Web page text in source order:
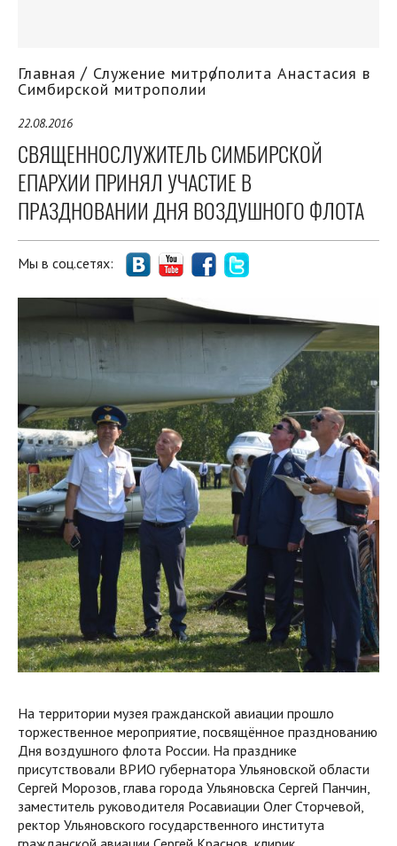
Главная Служение митрополита Анастасия в
Симбирской митрополии
22.08.2016
СВЯЩЕННОСЛУЖИТЕЛЬ СИМБИРСКОЙ
ЕПАРХИИ ПРИНЯЛ УЧАСТИЕ В
ПРАЗДНОВАНИИ ДНЯ ВОЗДУШНОГО ФЛОТА
Мы в соц.сетях:
На территории музея гражданской авиации прошло
торжественное мероприятие, посвящённое празднованию
Дня воздушного флота России. На празднике
присутствовали ВРИО губернатора Ульяновской области
Сергей Морозов, глава города Ульяновска Сергей Панчин,
заместитель руководителя Росавиации Олег Сторчевой,
ректор Ульяновского государственного института